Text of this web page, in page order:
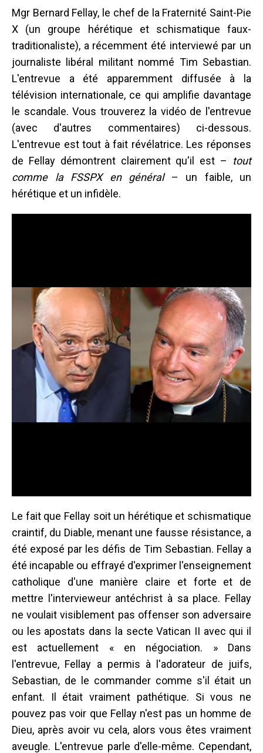
Mgr Bernard Fellay, le chef de la Fraternité Saint-Pie
X (un groupe hérétique et schismatique faux-
traditionaliste), a récemment été interviewé par un
journaliste libéral militant nommé Tim Sebastian.
L'entrevue a été apparemment diffusée à la
télévision internationale, ce qui amplifie davantage
le scandale. Vous trouverez la vidéo de l'entrevue
(avec d'autres commentaires) ci-dessous.
L'entrevue est tout à fait révélatrice. Les réponses
de Fellay démontrent clairement qu'il est – tout
comme la FSSPX en général– un faible, un
hérétique et un infidèle.
Le fait que Fellay soit un hérétique et schismatique
craintif, du Diable, menant une fausse résistance, a
été exposé par les défis de Tim Sebastian. Fellay a
été incapable ou effrayé d'exprimer l'enseignement
catholique d'une manière claire et forte et de
mettre l'intervieweur antéchrist à sa place. Fellay
ne voulait visiblement pas offenser son adversaire
ou les apostats dans la secte Vatican II avec qui il
est actuellement « en négociation. » Dans
l'entrevue, Fellay a permis à l'adorateur de juifs,
Sebastian, de le commander comme s'il était un
enfant. Il était vraiment pathétique. Si vous ne
pouvez pas voir que Fellay n'est pas un homme de
Dieu, après avoir vu cela, alors vous êtes vraiment
aveugle. L'entrevue parle d'elle-même. Cependant,